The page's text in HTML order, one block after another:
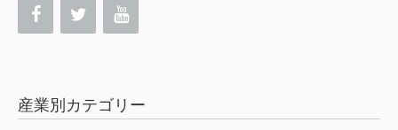
産業別カテゴリー